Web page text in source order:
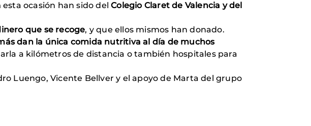
esta ocasión han sido delColegio Claret de Valencia y del
que se recoge, y que ellos mismos han donado.
dan la única comida nutritiva al día de muchos
a kilómetros de distancia o también hospitales para
Luengo, Vicente Bellver y el apoyo de Marta del grupo